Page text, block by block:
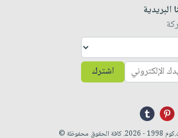
اشترك
محفوظة ©